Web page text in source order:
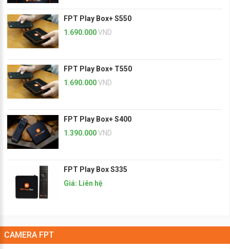
FPT Play Box+ S550
1.690.000VND
FPT Play Box+ T550
1.690.000VND
FPT Play Box+ S400
1.390.000VND
FPT Play Box S335
Giá: Liên hệ
CAMERA FPT